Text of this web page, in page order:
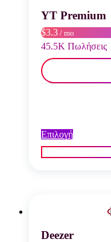
να
επιλεγούν
στη
σελίδα
YT Premium
$3.3 / mo
45.5K Πωλήσεις
ΕπιλογήΑυτό
το
προϊόν
να
Deezer